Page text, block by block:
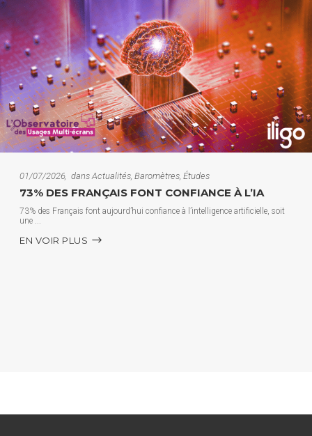
01/07/2026 dans Actualités Baromètres Études
73% DES FRANÇAIS FONT CONFIANCE À L’IA
73% des Français font aujourd’hui confiance à l’intelligence artificielle, soit
une
EN VOIR PLUS